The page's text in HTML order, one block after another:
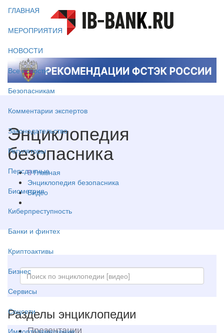
ГЛАВНАЯ
МЕРОПРИЯТИЯ
НОВОСТИ
Все новости
Безопасникам
Комментарии экспертов
Законодательство
Регуляторы
Персданные
Биометрия
Киберпреступность
Банки и финтех
Криптоактивы
Бизнес
Сервисы
Соцсети
Импортозамещение
Энциклопедия
безопасника
Главная
Энциклопедия безопасника
Видео
Разделы энциклопедии
Презентации